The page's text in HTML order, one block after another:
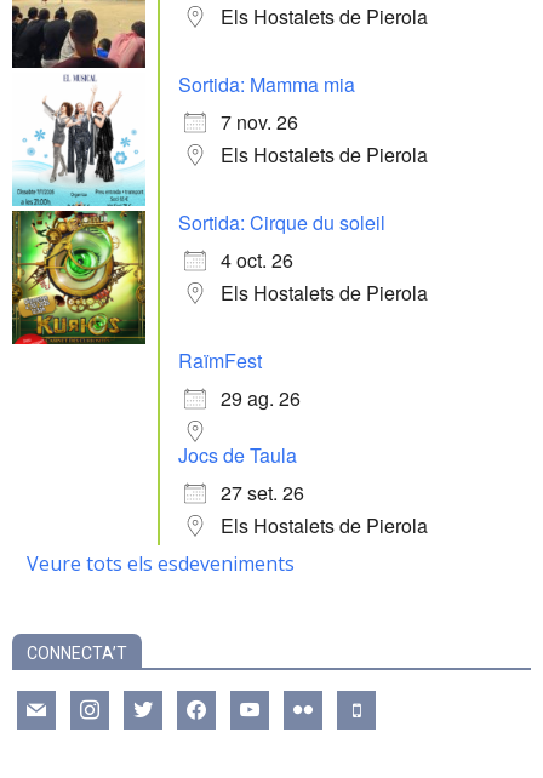
Els Hostalets de Pierola
Sortida: Mamma mia
7 nov. 26
Els Hostalets de Pierola
Sortida: Cirque du soleil
4 oct. 26
Els Hostalets de Pierola
RaïmFest
29 ag. 26
Jocs de Taula
27 set. 26
Els Hostalets de Pierola
Veure tots els esdeveniments
CONNECTA’T
mail instagramtwitter facebookyoutube flickr mobile